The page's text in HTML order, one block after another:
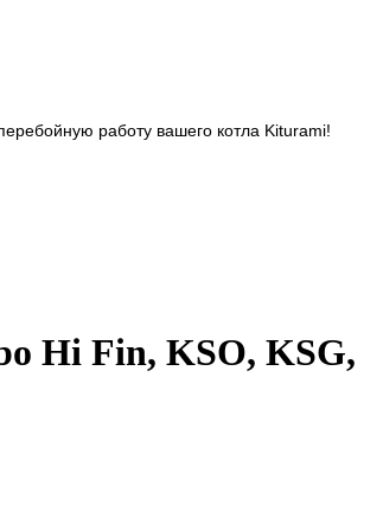
работу вашего котла Kiturami!
Hi Fin, KSO, KSG,